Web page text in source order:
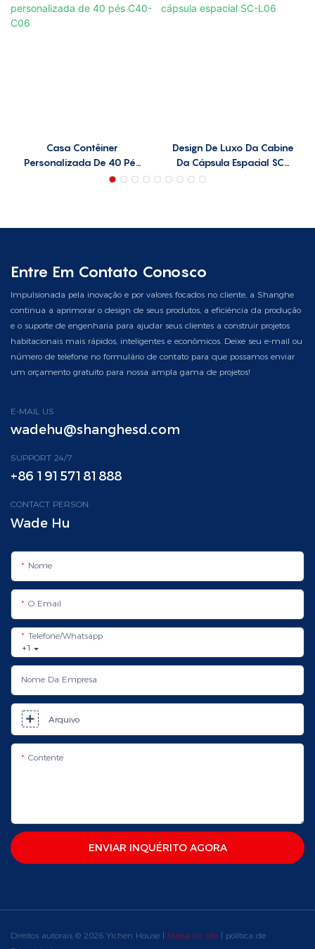
Casa Contêiner
Personalizada De 40 Pés
Design De Luxo Da Cabine
Da Cápsula Espacial SC-
Entre Em Contato Conosco
Impulsionada pela inovação e por valores focados no cliente, a Shanghe
continua a aprimorar o design de seus produtos, a eficiência da produção
e o suporte de engenharia para ajudar seus clientes a construir projetos
habitacionais mais rápidos, inteligentes e econômicos. Deixe seu e-mail ou
número de telefone no formulário de contato para que possamos enviar
um orçamento gratuito para nossa ampla gama de projetos!
E-MAIL US
wadehu@shanghesd.com
SUPPORT 24/7
+86 19157181888
CONTACT PERSON:
Wade Hu
Nome
O Email
+1
Telefone/whatsapp
Nome Da Empresa
Arquivo
Contente
ENVIAR INQUÉRITO AGORA
Direitos autorais © 2026 Yichen House | Mapa do site | política de